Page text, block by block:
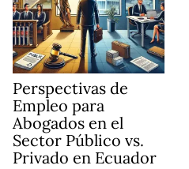
Perspectivas de
Empleo para
Abogados en el
Sector Público vs.
Privado en Ecuador